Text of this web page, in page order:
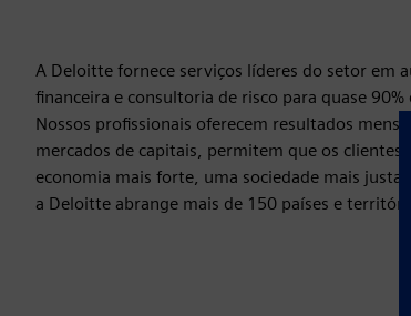
A Deloitte fornece serviços líderes do setor
financeira e consultoria de risco para quase
Nossos profissionais oferecem resultados
mercados de capitais, permitem que os clientes
economia mais forte, uma sociedade mais justa
a Deloitte abrange mais de 150 países e